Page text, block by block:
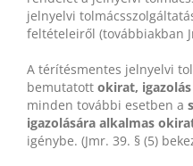
jelnyelvi
feltételeiről (továbbiakban
A térítésmentes jelnyelvi
bemutatott okirat, igazolás
minden további esetben a
igazolására alkalmas
igénybe. (Jmr. 39. § (5)